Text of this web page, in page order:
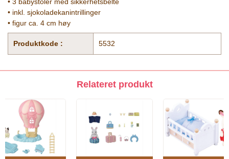
• inkl. sjokoladekanintrillinger
• figur ca. 4 cm høy
Produktkode : 5532
Relateret produkt